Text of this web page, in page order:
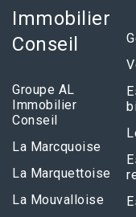
Immobilier
Conseil
Groupe AL
Immobilier
Conseil
La Marcquoise
La Marquettoise
La Mouvalloise